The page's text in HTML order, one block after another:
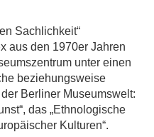
Sachlichkeit“
aus den 1970er Jahren
unter einen
beziehungsweise
Berliner Museumswelt:
das „Ethnologische
Kulturen“.